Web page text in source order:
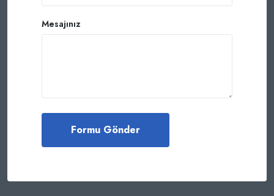
Mesajınız